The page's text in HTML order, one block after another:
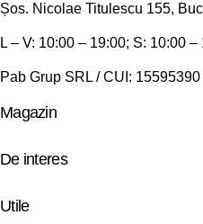
Șos. Nicolae Titulescu 155,
L – V: 10:00 – 19:00; S: 10:00
Pab Grup SRL / CUI:
Magazin
De interes
Utile